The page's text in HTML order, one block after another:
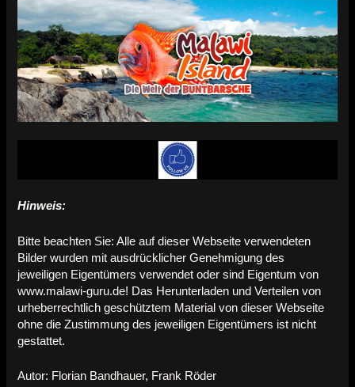
Hinweis:
Bitte beachten Sie: Alle auf dieser Webseite verwendeten
Bilder wurden mit ausdrücklicher Genehmigung des
jeweiligen Eigentümers verwendet oder sind Eigentum von
www.malawi-guru.de! Das Herunterladen und Verteilen von
urheberrechtlich geschütztem Material von dieser Webseite
ohne die Zustimmung des jeweiligen Eigentümers ist nicht
gestattet.
Autor: Florian Bandhauer, Frank Röder